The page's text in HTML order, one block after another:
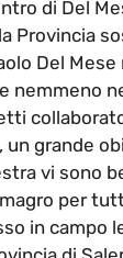
di Del
Provincia
Del
nemmeno
un grande
vi sono
per
in campo